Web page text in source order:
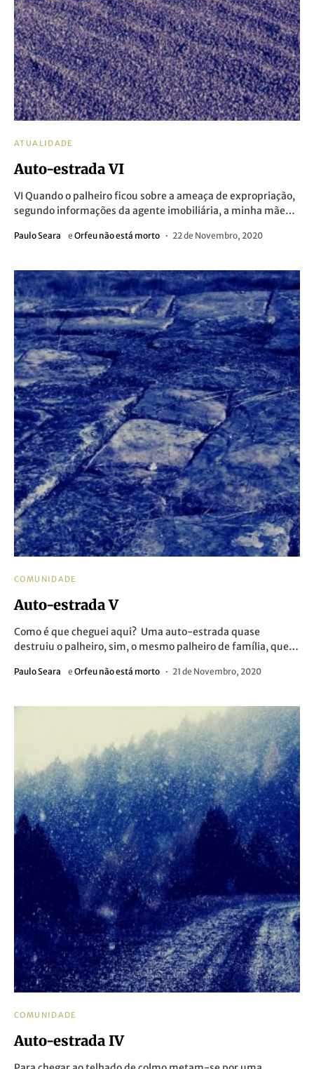
ATUALIDADE
Auto-estrada VI
VI Quando o palheiro ficou sobre a ameaça de expropriação,
segundo informações da agente imobiliária, a minha mãe…
Paulo Seara e Orfeu não está morto 22 de Novembro, 2020
COMUNIDADE
Auto-estrada V
Como é que cheguei aqui? Uma auto-estrada quase
destruiu o palheiro, sim, o mesmo palheiro de família, que…
Paulo Seara e Orfeu não está morto 21 de Novembro, 2020
COMUNIDADE
Auto-estrada IV